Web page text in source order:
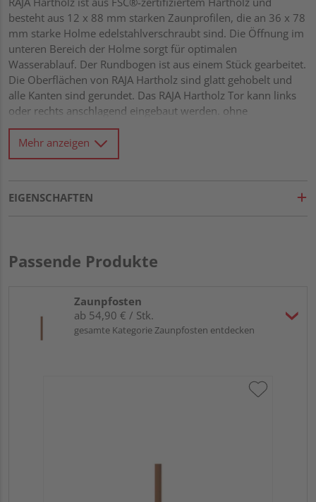
besteht aus 12 x 88 mm starken Zaunprofilen, die an 36 x 78
mm starke Holme edelstahlverschraubt sind. Die Öffnung im
unteren Bereich der Holme sorgt für optimalen
Wasserablauf. Der Rundbogen ist aus einem Stück gearbeitet.
Die Oberflächen von RAJA Hartholz sind glatt gehobelt und
alle Kanten sind gerundet. Das RAJA Hartholz Tor kann links
oder rechts anschlagend eingebaut werden. ohne
Beschlagsatz
Mehr anzeigen
EIGENSCHAFTEN
Passende Produkte
Zaunpfosten
ab 54,90 € / Stk.
gesamte Kategorie Zaunpfosten entdecken